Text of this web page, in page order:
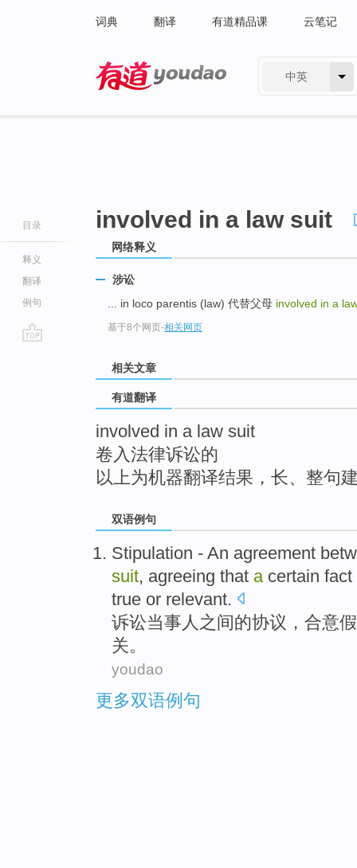
词典 翻译 有道精品课 云笔记
中英
目录
释义
翻译
例句
involved in a law suit
网络释义
涉讼
... in loco parentis (law) 代替父母 involved in a
基于8个网页-相关网页
相关文章
有道翻译
involved in a law suit
卷入法律诉讼的
以上为机器翻译结果，长、整句
双语例句
Stipulation - An agreement
suit, agreeing that a certain fact
true or relevant.
诉讼当事人 之间的协议 ， 合意
关。
youdao
更多双语例句